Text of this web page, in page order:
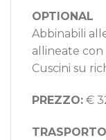
OPTIONAL
Abbinabili
allineate
Cuscini su
PREZZO: €